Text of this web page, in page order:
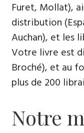
Furet, Mollat),
distribution
Auchan), et les
Votre livre est
Broché), et au
plus de 200
Notre